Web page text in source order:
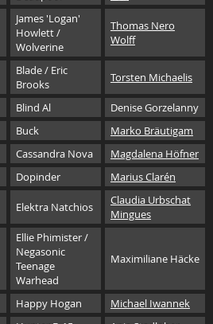
James 'Logan'
Howlett /
Wolverine
Thomas Nero
Wolff
Blade / Eric
Brooks
Torsten Michaelis
Blind Al
Denise Gorzelanny
Buck
Marko Bräutigam
Cassandra Nova
Magdalena Höfner
Dopinder Marius Clarén
Elektra Natchios
Claudia Urbschat
Mingues
Ellie Phimister /
Negasonic
Teenage
Warhead
Maximiliane Häcke
Happy Hogan
Michael Iwannek